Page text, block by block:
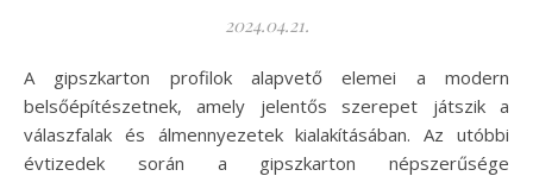
2024.04.21.
A gipszkarton profilok alapvető elemei a modern
belsőépítészetnek, amely jelentős szerepet játszik a
válaszfalak és álmennyezetek kialakításában. Az utóbbi
évtizedek során a gipszkarton népszerűsége